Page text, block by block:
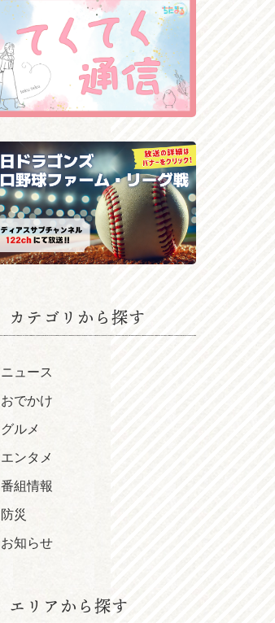
カテゴリから探す
ニュース
おでかけ
グルメ
エンタメ
番組情報
防災
お知らせ
エリアから探す